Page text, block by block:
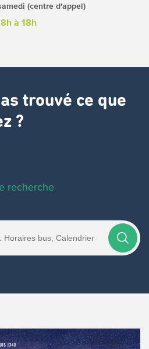
(centre d'appel)
8h à 18h
trouvé ce que
?
recherche